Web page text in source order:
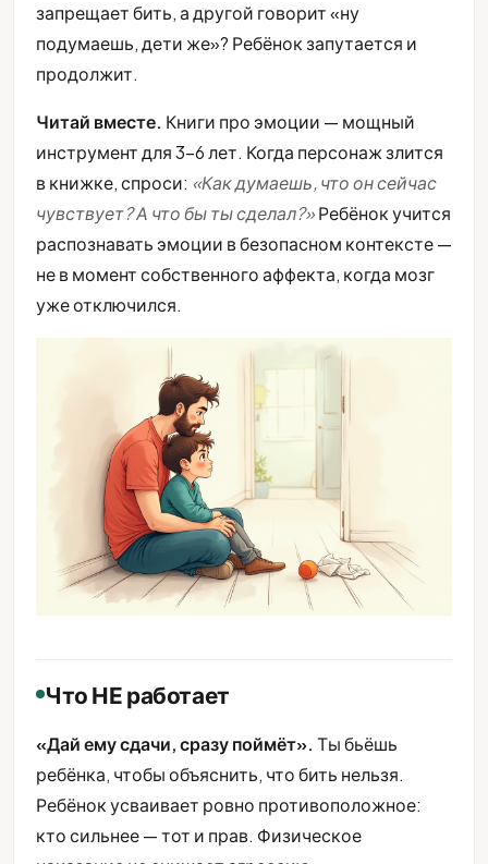
запрещает бить, а другой говорит «ну
подумаешь, дети же»? Ребёнок запутается и
продолжит.
Читай вместе. Книги про эмоции — мощный
инструмент для 3-6 лет. Когда персонаж злится
в книжке, спроси: «Как думаешь, что он сейчас
чувствует? А что бы ты сделал?»Ребёнок учится
распознавать эмоции в безопасном контексте —
не в момент собственного аффекта, когда мозг
уже отключился.
Что НЕ работает
«Дай ему сдачи, сразу поймёт». Ты бьёшь
ребёнка, чтобы объяснить, что бить нельзя.
Ребёнок усваивает ровно противоположное:
кто сильнее — тот и прав. Физическое